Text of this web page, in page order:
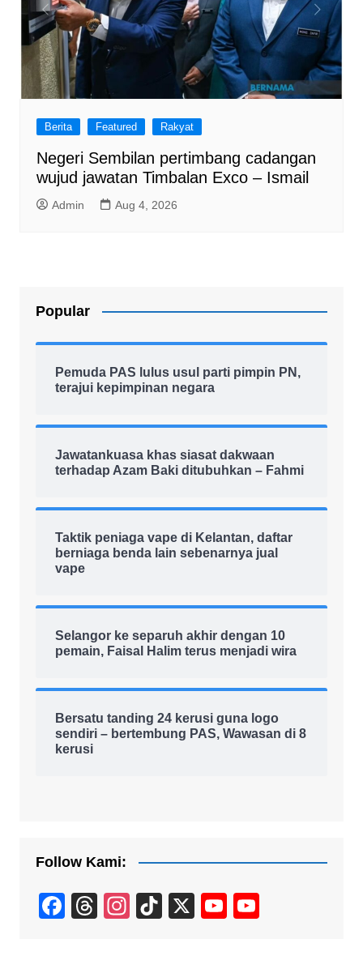
Berita Featured Rakyat
Negeri Sembilan pertimbang cadangan
wujud jawatan Timbalan Exco – Ismail
Admin Aug 4, 2026
Popular
Pemuda PAS lulus usul parti pimpin PN,
terajui kepimpinan negara
Jawatankuasa khas siasat dakwaan
terhadap Azam Baki ditubuhkan – Fahmi
Taktik peniaga vape di Kelantan, daftar
berniaga benda lain sebenarnya jual
vape
Selangor ke separuh akhir dengan 10
pemain, Faisal Halim terus menjadi wira
Bersatu tanding 24 kerusi guna logo
sendiri – bertembung PAS, Wawasan di 8
kerusi
Follow Kami:
F
T
In
Ti
X
Y